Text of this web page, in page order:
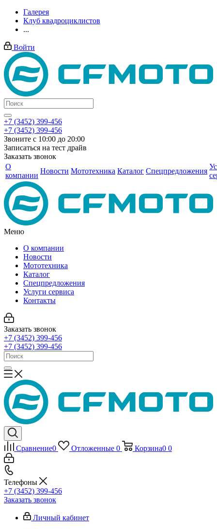
Галерея
Клуб квадроциклистов
...
Войти
+7 (3452) 399-456
+7 (3452) 399-456
Звоните с 10:00 до 20:00
Записаться на тест драйв
Заказать звонок
О
компании
Новости Мототехника Каталог Спецпредложения
Меню
О компании
Новости
Мототехника
Каталог
Спецпредложения
Услуги сервиса
Контакты
Заказать звонок
+7 (3452) 399-456
+7 (3452) 399-456
Сравнение0 Отложенные 0 Корзина0 0
Телефоны
+7 (3452) 399-456
Заказать звонок
Личный кабинет